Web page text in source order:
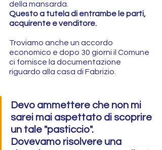
della mansarda.
Questo a tutela di entrambe le parti,
acquirente e venditore.
Troviamo anche un accordo
economico e dopo 30 giorni il Comune
ci fornisce la documentazione
riguardo alla casa di Fabrizio.
Devo ammettere che non mi
sarei mai aspettato di scoprire
un tale "pasticcio".
Dovevamo risolvere una